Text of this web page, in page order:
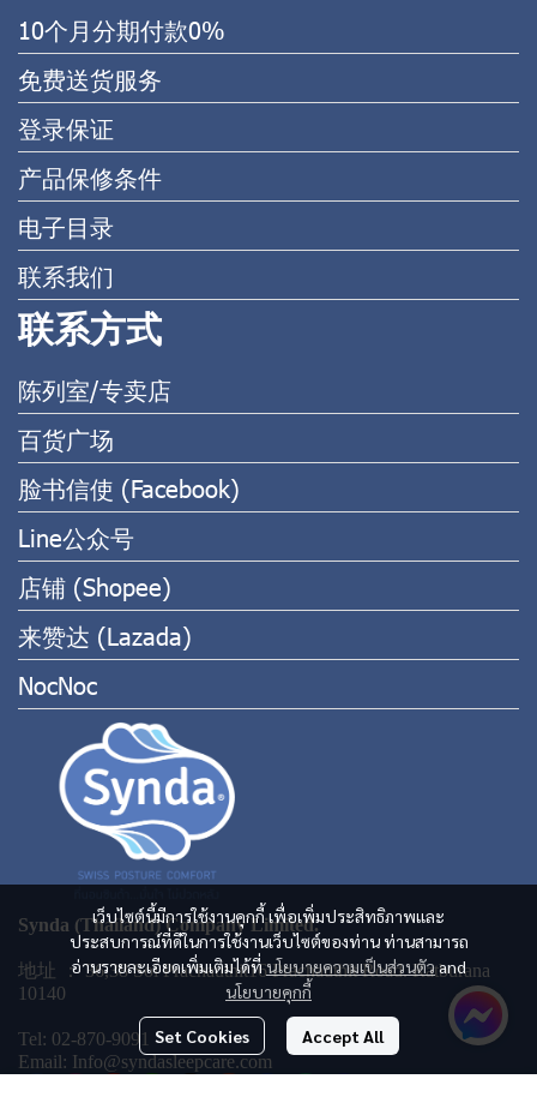
เว็บไซต์นี้มีการใช้งานคุกกี้ เพื่อเพิ่มประสิทธิภาพและ
ประสบการณ์ที่ดีในการใช้งานเว็บไซต์ของท่าน ท่านสามารถ
อ่านรายละเอียดเพิ่มเติมได้ที่นโยบายความเป็นส่วนตัว and
นโยบายคุกกี้
Set Cookies Accept All
10个月分期付款0%
免费送货服务
登录保证
产品保修条件
电子目录
联系我们
联系方式
陈列室/专卖店
百货广场
脸书信使 (Facebook)
Line公众号
店铺 (Shopee)
来赞达 (Lazada)
NocNoc
Synda (Thailand) Company Limited.
地址 ： 36,38 Soi Prachauthit16 Prachauthit Road. Ratburana
10140
Tel: 02-870-9091
Email: Info@syndasleepcare.com